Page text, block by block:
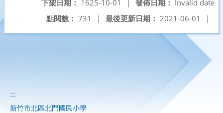
發佈日期： Invalid date
下架日期： 1625-10-01
|
最後更新日期： 2021-06-01 |
點閱數： 731 |
:::
新竹市北區北門國民小學